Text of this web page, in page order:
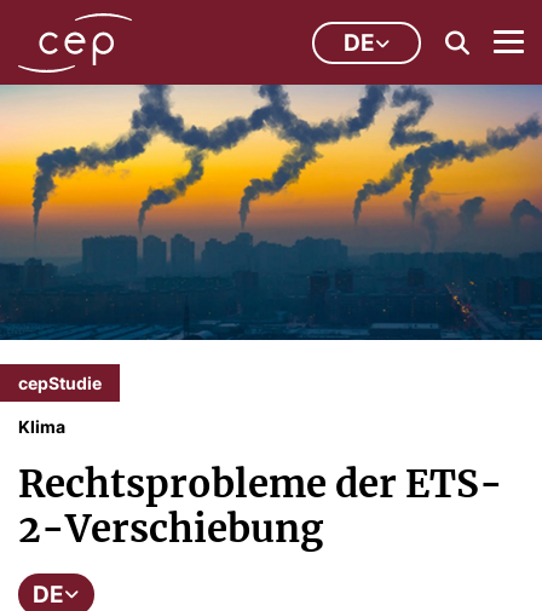
DE
cepStudie
Klima
Rechtsprobleme der ETS-
2-Verschiebung
DE